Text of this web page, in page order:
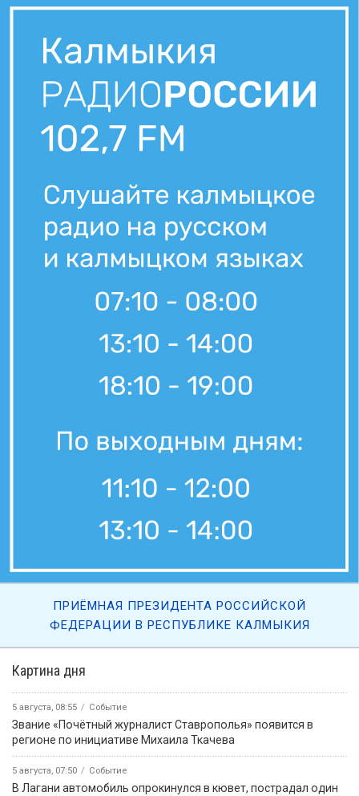
Картина дня
5 августа, 08:55 Событие
Звание «Почётный журналист Ставрополья» появится в
регионе по инициативе Михаила Ткачева
5 августа, 07:50 Событие
В Лагани автомобиль опрокинулся в кювет, пострадал один
ПРИЁМНАЯ ПРЕЗИДЕНТА РОССИЙСКОЙ
ФЕДЕРАЦИИ В РЕСПУБЛИКЕ КАЛМЫКИЯ